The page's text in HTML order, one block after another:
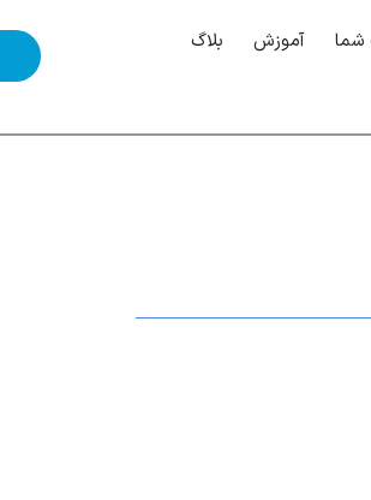
شما آموزش بلاگ